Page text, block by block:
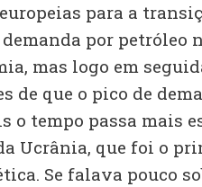
para a
por petróleo
mas logo em
de que o pico de
o tempo passa mais
Ucrânia, que foi o
Se falava pouco